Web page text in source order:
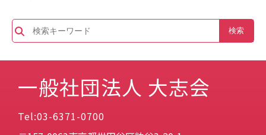
一般社団法人 大志会
Tel:03-6371-0700